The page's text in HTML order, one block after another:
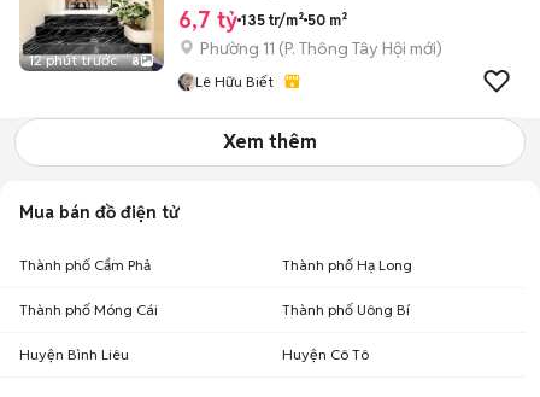
12 phút trước 8
6,7 tỷ 135 tr/m² 50 m²
Phường 11 (P. Thông Tây Hội mới)
Lê Hữu Biết
Xem thêm
Mua bán đồ điện tử
Thành phố Cẩm Phả Thành phố Hạ Long
Thành phố Móng Cái Thành phố Uông Bí
Huyện Bình Liêu Huyện Cô Tô